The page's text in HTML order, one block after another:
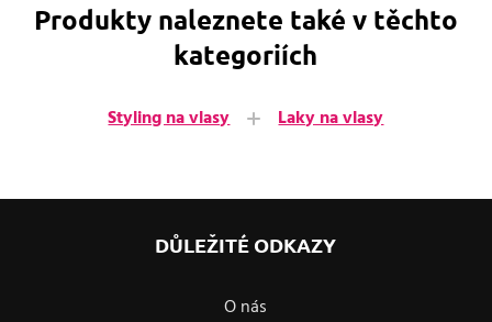
Produkty naleznete také v těchto
kategoriích
Styling na vlasy Laky na vlasy
DŮLEŽITÉ ODKAZY
O nás